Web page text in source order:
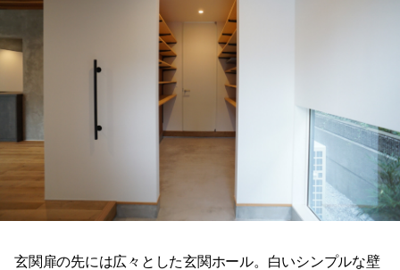
玄関扉の先には広々とした玄関ホール。白いシンプルな壁